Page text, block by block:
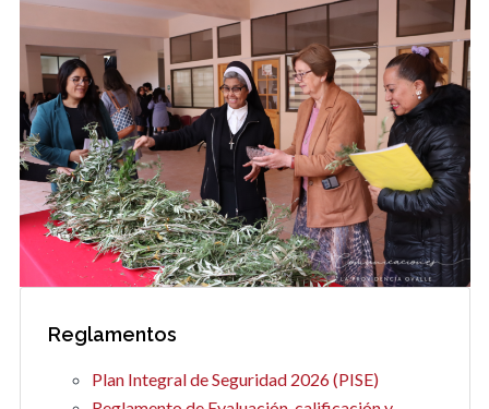
Reglamentos
Plan Integral de Seguridad 2026 (PISE)